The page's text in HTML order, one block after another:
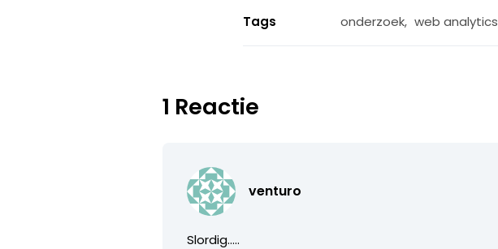
Tags onderzoek, web analytics
1 Reactie
venturo
Slordig…..